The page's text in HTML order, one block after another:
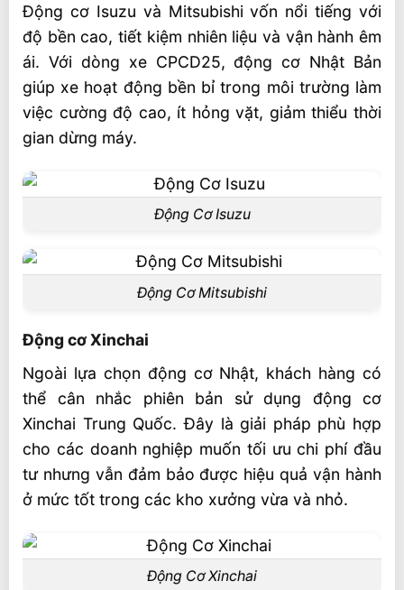
Động cơ Isuzu và Mitsubishi vốn nổi tiếng với
độ bền cao, tiết kiệm nhiên liệu và vận hành êm
ái. Với dòng xe CPCD25, động cơ Nhật Bản
giúp xe hoạt động bền bỉ trong môi trường làm
việc cường độ cao, ít hỏng vặt, giảm thiểu thời
gian dừng máy.
Động Cơ Isuzu
Động Cơ Mitsubishi
Động cơ Xinchai
Ngoài lựa chọn động cơ Nhật, khách hàng có
thể cân nhắc phiên bản sử dụng động cơ
Xinchai Trung Quốc. Đây là giải pháp phù hợp
cho các doanh nghiệp muốn tối ưu chi phí đầu
tư nhưng vẫn đảm bảo được hiệu quả vận hành
ở mức tốt trong các kho xưởng vừa và nhỏ.
Động Cơ Xinchai